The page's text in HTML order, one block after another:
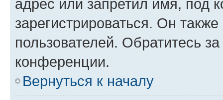
адрес или запретил имя, под
зарегистрироваться. Он
пользователей. Обратитесь
конференции.
Вернуться к началу